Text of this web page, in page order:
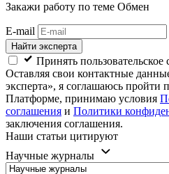
Закажи работу по теме Обмен
E-mail
Найти эксперта
Принять пользовательское
Оставляя свои контактные
эксперта», я соглашаюсь пройти
Платформе, принимаю условия
соглашения и Политики
заключения соглашения.
Наши статьи цитируют
Научные журналы